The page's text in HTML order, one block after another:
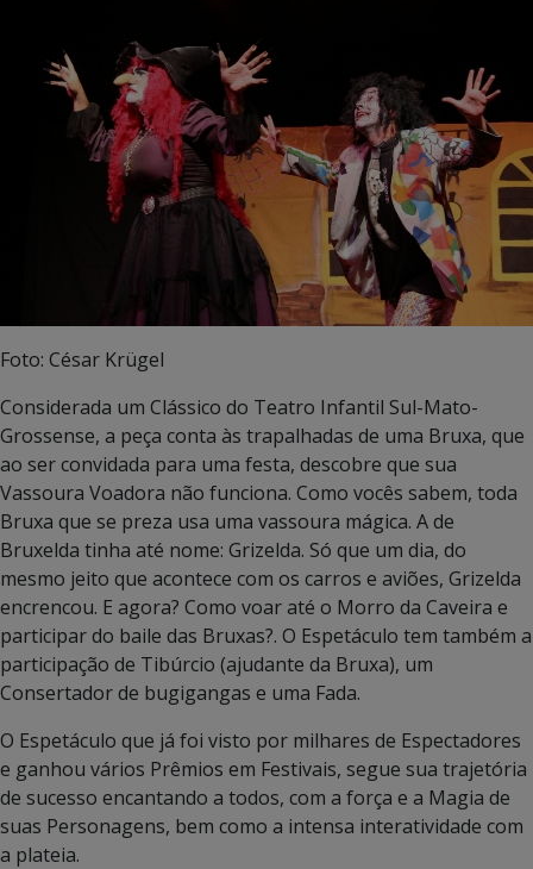
Foto: César Krügel
Considerada um Clássico do Teatro Infantil Sul-Mato-
Grossense, a peça conta às trapalhadas de uma Bruxa, que
ao ser convidada para uma festa, descobre que sua
Vassoura Voadora não funciona. Como vocês sabem, toda
Bruxa que se preza usa uma vassoura mágica. A de
Bruxelda tinha até nome: Grizelda. Só que um dia, do
mesmo jeito que acontece com os carros e aviões, Grizelda
encrencou. E agora? Como voar até o Morro da Caveira e
participar do baile das Bruxas?. O Espetáculo tem também a
participação de Tibúrcio (ajudante da Bruxa), um
Consertador de bugigangas e uma Fada.
O Espetáculo que já foi visto por milhares de Espectadores
e ganhou vários Prêmios em Festivais, segue sua trajetória
de sucesso encantando a todos, com a força e a Magia de
suas Personagens, bem como a intensa interatividade com
a plateia.